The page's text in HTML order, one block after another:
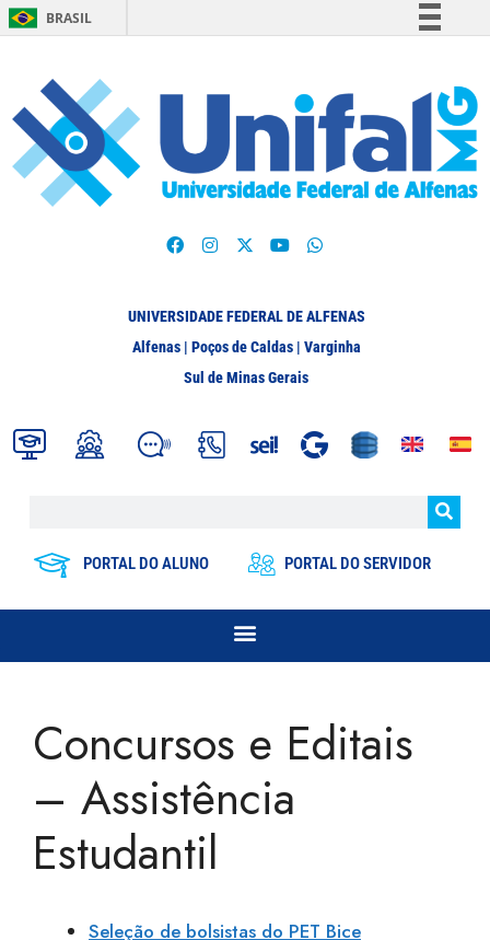
BRASIL
Participe
Acesso à informação
Legislação
UNIVERSIDADE FEDERAL DE ALFENAS
Alfenas | Poços de Caldas | Varginha
Sul de Minas Gerais
PORTAL DO ALUNO PORTAL DO SERVIDOR
Concursos e Editais
– Assistência
Estudantil
Seleção de bolsistas do PET Bice